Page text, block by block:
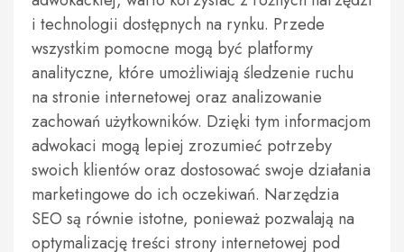
i technologii dostępnych na rynku. Przede
wszystkim pomocne mogą być platformy
analityczne, które umożliwiają śledzenie ruchu
na stronie internetowej oraz analizowanie
zachowań użytkowników. Dzięki tym informacjom
adwokaci mogą lepiej zrozumieć potrzeby
swoich klientów oraz dostosować swoje działania
marketingowe do ich oczekiwań. Narzędzia
SEO są równie istotne, ponieważ pozwalają na
optymalizację treści strony internetowej pod